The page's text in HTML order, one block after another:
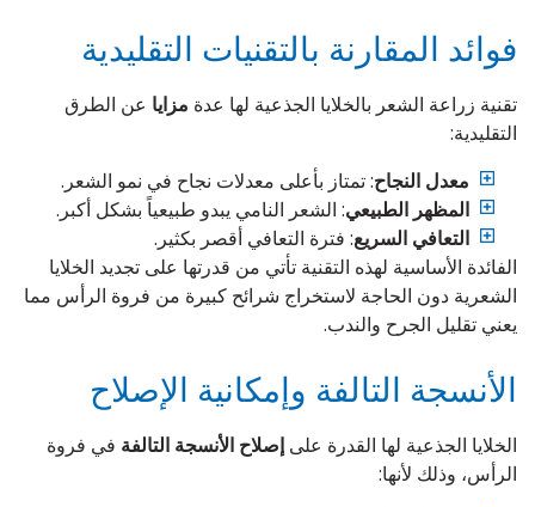
فوائد المقارنة بالتقنيات التقليدية
تقنية زراعة الشعر بالخلايا الجذعية لها عدة مزايا عن الطرق
التقليدية:
معدل النجاح: تمتاز بأعلى معدلات نجاح في نمو الشعر.
المظهر الطبيعي: الشعر النامي يبدو طبيعياً بشكل أكبر.
التعافي السريع: فترة التعافي أقصر بكثير.
الفائدة الأساسية لهذه التقنية تأتي من قدرتها على تجديد الخلايا
الشعرية دون الحاجة لاستخراج شرائح كبيرة من فروة الرأس مما
يعني تقليل الجرح والندب.
الأنسجة التالفة وإمكانية الإصلاح
الخلايا الجذعية لها القدرة على إصلاح الأنسجة التالفة في فروة
الرأس، وذلك لأنها: